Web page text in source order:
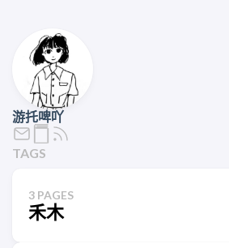
游托啤吖
TAGS
3 PAGES
禾木